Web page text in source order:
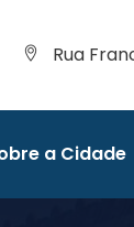
Rua
a Cidade